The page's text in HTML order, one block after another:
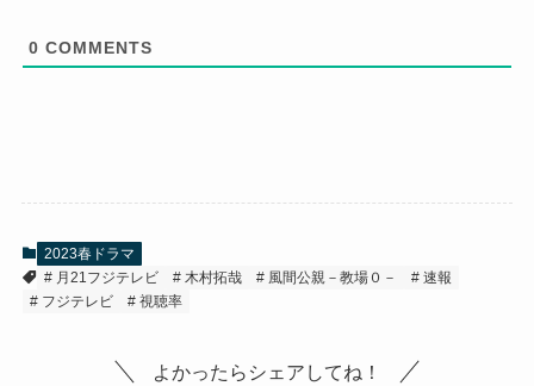
0 COMMENTS
2023春ドラマ
月21フジテレビ
木村拓哉 風間公親－教場０－
速報
フジテレビ
視聴率
よかったらシェアしてね！